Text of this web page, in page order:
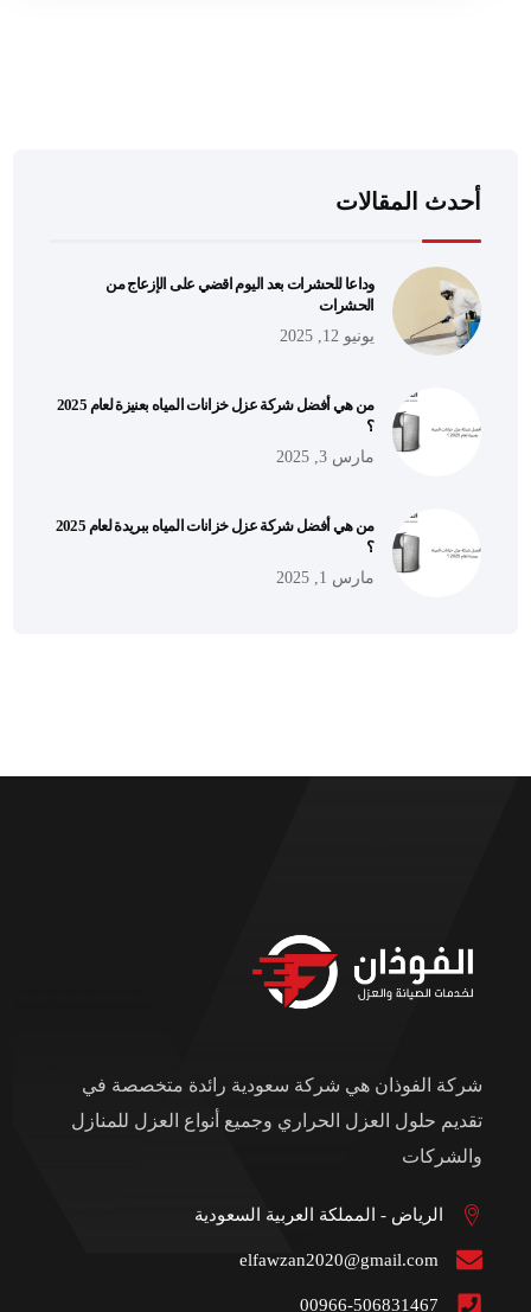
أحدث المقالات
وداعا للحشرات بعد اليوم اقضي على الإزعاج من
الحشرات
يونيو 12, 2025
من هي أفضل شركة عزل خزانات المياه بعنيزة لعام 2025
؟
مارس 3, 2025
من هي أفضل شركة عزل خزانات المياه ببريدة لعام 2025
؟
مارس 1, 2025
شركة الفوذان هي شركة سعودية رائدة متخصصة في
تقديم حلول العزل الحراري وجميع أنواع العزل للمنازل
والشركات
الرياض - المملكة العربية السعودية
elfawzan2020@gmail.com
00966-506831467